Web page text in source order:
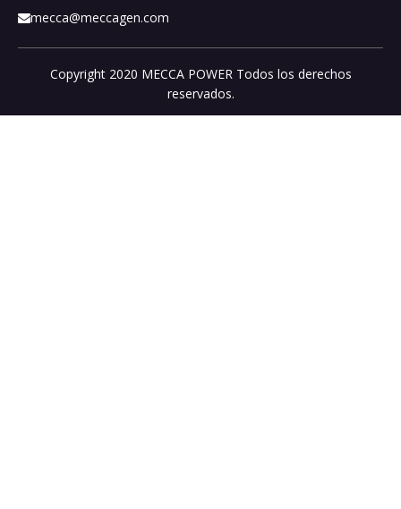
mecca@meccagen.com
Copyright 2020 MECCA POWER Todos los derechos
reservados.